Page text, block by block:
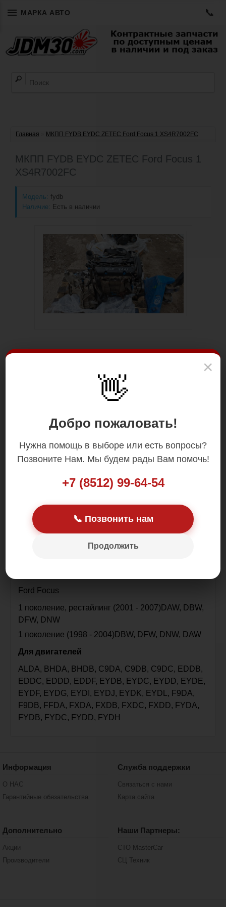
МАРКА АВТО 📞
×
👋
Добро пожаловать!
Нужна помощь в выборе или есть вопросы?
Позвоните Нам. Мы будем рады Вам помочь!
+7 (8512) 99-64-54
📞 Позвонить нам
Продолжить
Главная МКПП FYDB EYDC ZETEC Ford Focus 1 XS4R7002FC
МКПП FYDB EYDC ZETEC Ford Focus 1
XS4R7002FC
Модель:
fydb
Наличие: Есть в наличии
Цена: 30 000.00 р.
В наличии в Астрахани
Контрактный из АНГЛИИ (БУ)
Ford Focus
1 поколение, рестайлинг (2001 - 2007)DAW, DBW,
DFW, DNW
1 поколение (1998 - 2004)DBW, DFW, DNW, DAW
Для двигателей
ALDA, BHDA, BHDB, C9DA, C9DB, C9DC, EDDB,
EDDC, EDDD, EDDF, EYDB, EYDC, EYDD, EYDE,
EYDF, EYDG, EYDI, EYDJ, EYDK, EYDL, F9DA,
F9DB, FFDA, FXDA, FXDB, FXDC, FXDD, FYDA,
FYDB, FYDC, FYDD, FYDH
Информация
О НАС
Гарантийные обязательства
Служба поддержки
Связаться с нами
Карта сайта
Дополнительно
Акции
Производители
Наши Партнеры:
СТО MasterCar
СЦ Техник